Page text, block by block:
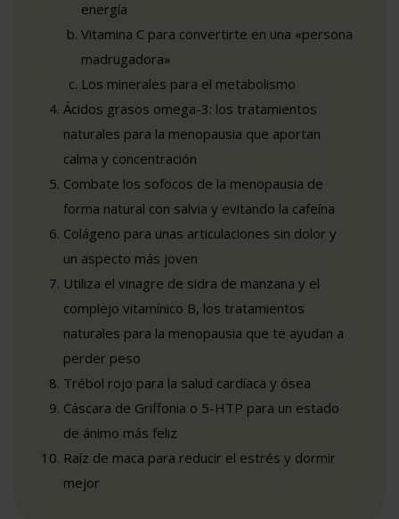
energía
Vitamina C para convertirte en una «persona
madrugadora»
Los minerales para el metabolismo
Ácidos grasos omega-3: los tratamientos
naturales para la menopausia que aportan
calma y concentración
Combate los sofocos de la menopausia de
forma natural con salvia y evitando la cafeína
Colágeno para unas articulaciones sin dolor y
un aspecto más joven
Utiliza el vinagre de sidra de manzana y el
complejo vitamínico B, los tratamientos
naturales para la menopausia que te ayudan a
perder peso
Trébol rojo para la salud cardíaca y ósea
Cáscara de Griffonia o 5-HTP para un estado
de ánimo más feliz
Raíz de maca para reducir el estrés y dormir
mejor